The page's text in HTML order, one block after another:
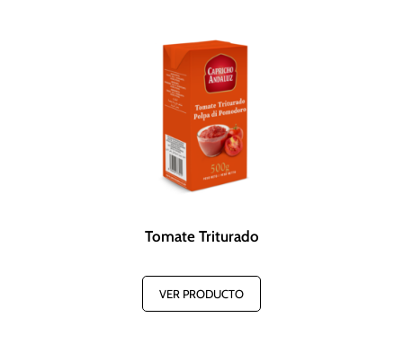
Tomate Triturado
VER PRODUCTO